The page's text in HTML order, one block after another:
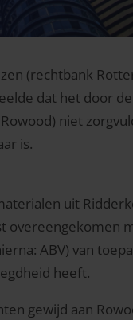
(rechtbank
dat het door de
niet
is.
uit
ABV) van
heeft.
gewijd aan